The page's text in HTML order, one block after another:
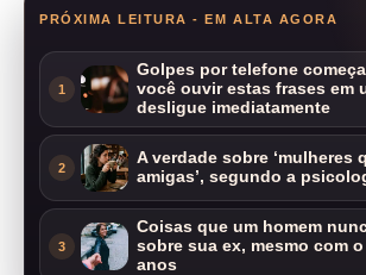
PRÓXIMA LEITURA - EM ALTA AGORA
1
Golpes por telefone
você ouvir estas frases em
desligue imediatamente
2
A verdade sobre ‘mulheres
amigas’, segundo a
3
Coisas que um homem
sobre sua ex, mesmo com
anos